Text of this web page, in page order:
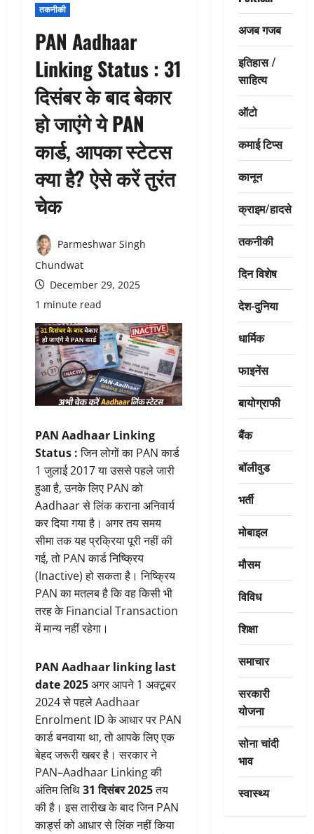
तकनीकी
PAN Aadhaar
Linking Status : 31
दिसंबर के बाद बेकार
हो जाएंगे ये PAN
कार्ड, आपका स्टेटस
क्या है? ऐसे करें तुरंत
चेक
Parmeshwar Singh
Chundwat
December 29, 2025
1 minute read
PAN Aadhaar Linking
Status :जिन लोगों का PAN कार्ड
1 जुलाई 2017 या उससे पहले जारी
हुआ है, उनके लिए PAN को
Aadhaar से लिंक कराना अनिवार्य
कर दिया गया है। अगर तय समय
सीमा तक यह प्रक्रिया पूरी नहीं की
गई, तो PAN कार्ड निष्क्रिय
(Inactive) हो सकता है। निष्क्रिय
PAN का मतलब है कि वह किसी भी
तरह के Financial Transaction
में मान्य नहीं रहेगा।
PAN Aadhaar linking last
date 2025अगर आपने 1 अक्टूबर
2024 से पहले Aadhaar
Enrolment ID के आधार पर PAN
कार्ड बनवाया था, तो आपके लिए एक
बेहद जरूरी खबर है। सरकार ने
PAN–Aadhaar Linking की
अंतिम तिथि31 दिसंबर 2025तय
की है। इस तारीख के बाद जिन PAN
कार्ड्स को आधार से लिंक नहीं किया
अजब गजब
इतिहास /
साहित्य
ऑटो
कमाई टिप्स
कानून
क्राइम/हादसे
तकनीकी
दिन विशेष
देश-दुनिया
धार्मिक
फाइनेंस
बायोग्राफी
बैंक
बॉलीवुड
भर्ती
मोबाइल
मौसम
विविध
शिक्षा
समाचार
सरकारी
योजना
सोना चांदी
भाव
स्वास्थ्य